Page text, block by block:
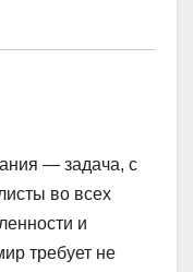
— задача, с
во всех
и
требует не